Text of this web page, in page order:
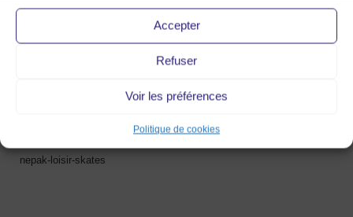
Accepter
Refuser
Voir les préférences
Politique de cookies
nepak-loisir-skates